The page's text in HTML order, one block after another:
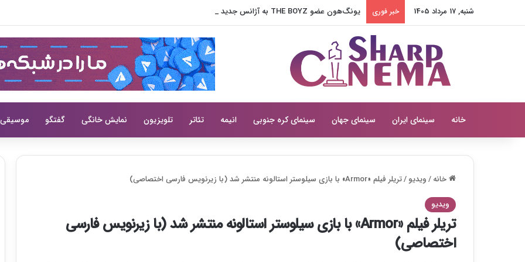
شنبه, 17 مرداد 1405 خبر فوری یونگ‌هون عضو THE BOYZ به آژانس جدید پیوست
خانه سینمای ایران سینمای جهان سینمای کره جنوبی انیمه تئاتر تلویزیون نمایش خانگی گفتگو موسیقی
خانه/ویدیو/تریلر فیلم «Armor» با بازی سیلوستر استالونه منتشر شد (با زیرنویس فارسی اختصاصی)
ویدیو
تریلر فیلم «Armor» با بازی سیلوستر استالونه منتشر شد (با زیرنویس فارسی
اختصاصی)